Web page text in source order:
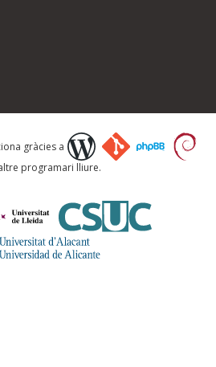
*
gràcies a
programari lliure.